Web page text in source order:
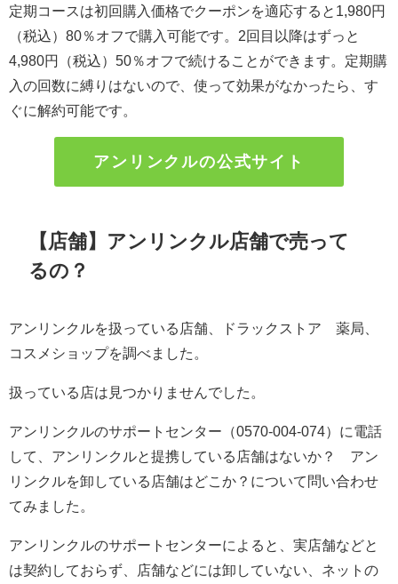
定期コースは初回購入価格でクーポンを適応すると1,980円
（税込）80％オフで購入可能です。2回目以降はずっと
4,980円（税込）50％オフで続けることができます。定期購
入の回数に縛りはないので、使って効果がなかったら、す
ぐに解約可能です。
アンリンクルの公式サイト
【店舗】アンリンクル店舗で売って
るの？
アンリンクルを扱っている店舗、ドラックストア 薬局、
コスメショップを調べました。
扱っている店は見つかりませんでした。
アンリンクルのサポートセンター（0570-004-074）に電話
して、アンリンクルと提携している店舗はないか？ アン
リンクルを卸している店舗はどこか？について問い合わせ
てみました。
アンリンクルのサポートセンターによると、実店舗などと
は契約しておらず、店舗などには卸していない、ネットの